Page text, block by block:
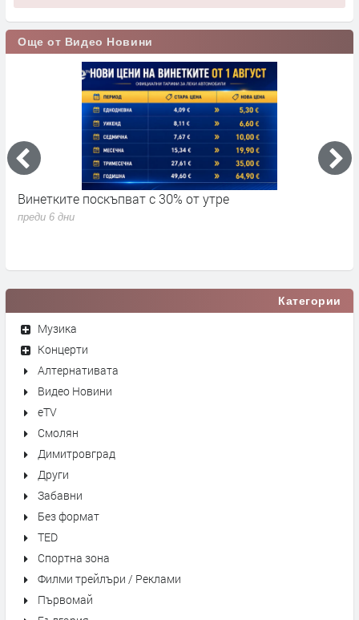
Още от Видео Новини
Винетките поскъпват с 30% от утре
преди 6 дни
Категории
Музика
Концерти
Алтернативата
Видео Новини
eTV
Смолян
Димитровград
Други
Забавни
Без формат
TED
Спортна зона
Филми трейлъри / Реклами
Първомай